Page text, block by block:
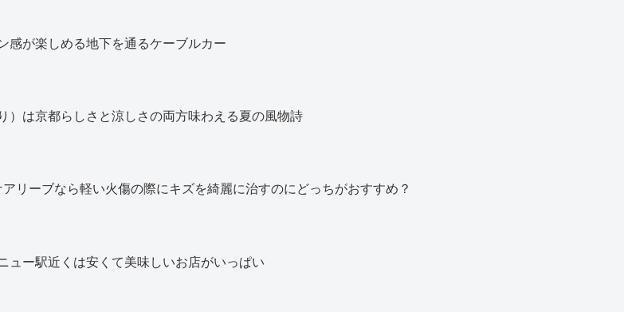
感が楽しめる地下を通るケーブルカー
）は京都らしさと涼しさの両方味わえる夏の風物詩
リーブなら軽い火傷の際にキズを綺麗に治すのにどっちがおすすめ？
ュー駅近くは安くて美味しいお店がいっぱい